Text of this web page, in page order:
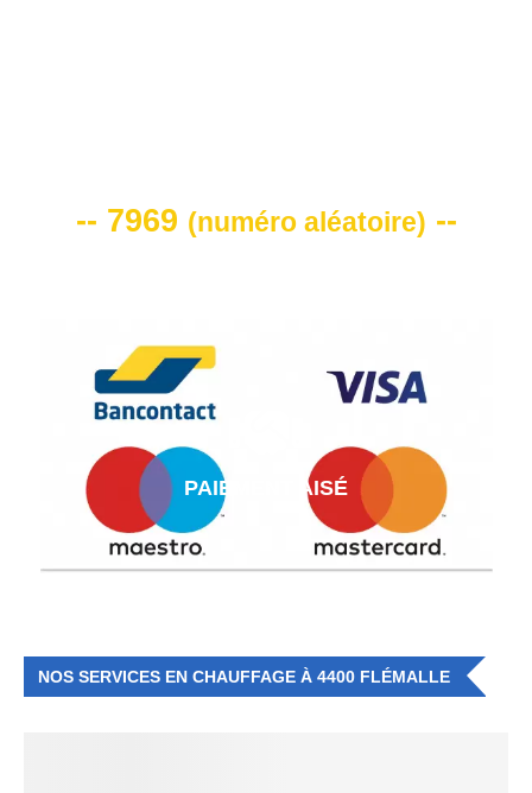
-- 7969 (numéro aléatoire) --
PAIEMENT AISÉ
NOS SERVICES EN CHAUFFAGE À 4400 FLÉMALLE